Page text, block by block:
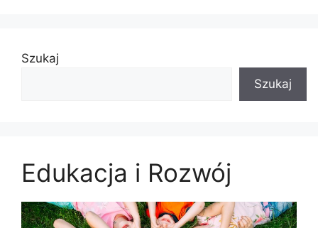
Szukaj
Szukaj
Edukacja i Rozwój